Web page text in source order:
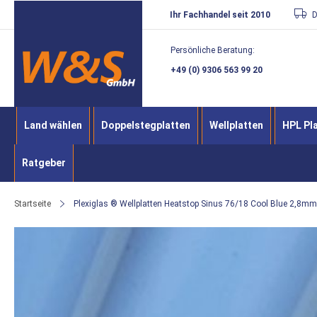
Direkt
zum
Inhalt
Ihr Fachhandel seit 2010
Persönliche Beratung:
+49 (0) 9306 563 99 20
Land wählen Doppelstegplatten Wellplatten HPL
Ratgeber
Startseite Plexiglas ® Wellplatten Heatstop Sinus 76/18 Cool Blue 2,8mm